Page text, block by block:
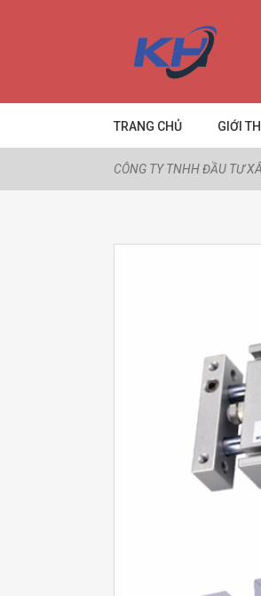
TRANG CHỦ GIỚI
CÔNG TY TNHH ĐẦU TƯ